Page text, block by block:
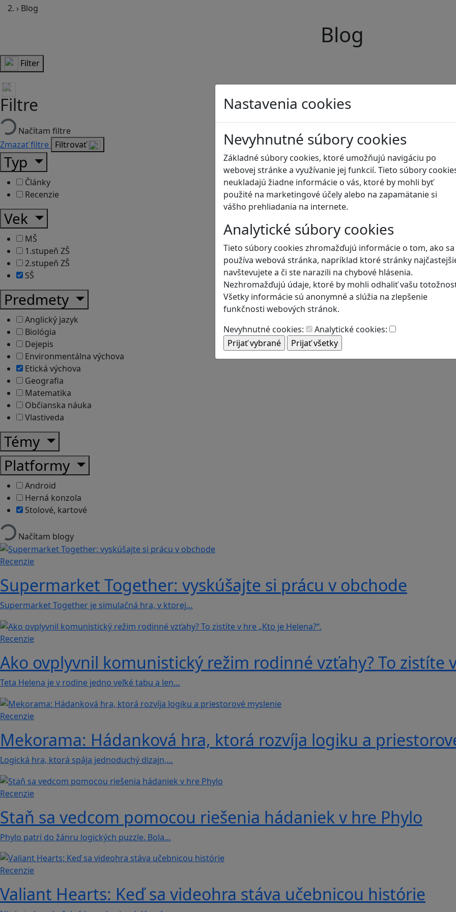
Nastavenia cookies
Nevyhnutné súbory cookies
Základné súbory cookies, ktoré umožňujú navigáciu po
webovej stránke a využívanie jej funkcií. Tieto súbory
neukladajú žiadne informácie o vás, ktoré by mohli byť
použité na marketingové účely alebo na zapamätanie si
vášho prehliadania na internete.
Analytické súbory cookies
Tieto súbory cookies zhromažďujú informácie o tom, ako sa
používa webová stránka, napríklad ktoré stránky
navštevujete a či ste narazili na chybové hlásenia.
Nezhromažďujú údaje, ktoré by mohli odhaliť vašu
Všetky informácie sú anonymné a slúžia na zlepšenie
funkčnosti webových stránok.
Nevyhnutné cookies:
Analytické cookies:
› Blog
Blog
Filter
Filtre
Načítam filtre
Zmazať filtre Filtrovať
Typ
Články
Recenzie
Vek
MŠ
1.stupeň ZŠ
2.stupeň ZŠ
SŠ
Predmety
Anglický jazyk
Biológia
Dejepis
Environmentálna výchova
Etická výchova
Geografia
Matematika
Občianska náuka
Vlastiveda
Témy
Platformy
Android
Herná konzola
Stolové, kartové
Načítam blogy
Recenzie
Supermarket Together: vyskúšajte si prácu v obchode
Supermarket Together je simulačná hra, v ktorej…
Recenzie
Ako ovplyvnil komunistický režim rodinné vzťahy? To zistíte
Teta Helena je v rodine jedno veľké tabu a len…
Recenzie
Mekorama: Hádanková hra, ktorá rozvíja logiku a
Logická hra, ktorá spája jednoduchý dizajn,…
Recenzie
Staň sa vedcom pomocou riešenia hádaniek v hre Phylo
Phylo patrí do žánru logických puzzle. Bola…
Recenzie
Valiant Hearts: Keď sa videohra stáva učebnicou histórie